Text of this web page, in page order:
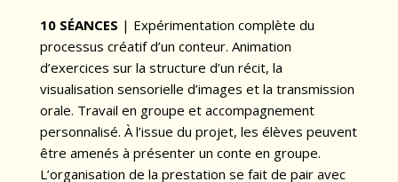
10 SÉANCES | Expérimentation complète du
processus créatif d’un conteur. Animation
d’exercices sur la structure d’un récit, la
visualisation sensorielle d’images et la transmission
orale. Travail en groupe et accompagnement
personnalisé. À l’issue du projet, les élèves peuvent
être amenés à présenter un conte en groupe.
L’organisation de la prestation se fait de pair avec